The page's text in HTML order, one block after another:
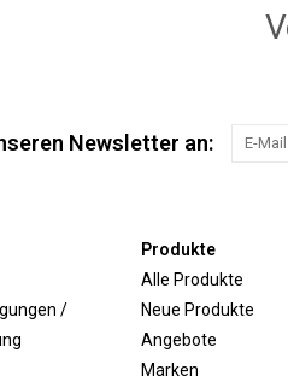
Newsletter an:
/
Produkte
Alle Produkte
Neue Produkte
Angebote
Marken